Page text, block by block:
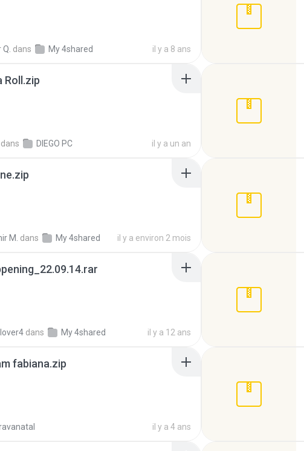
dans My 4shared il y a 8 ans
Roll.zip
dans DIEGO PC il y a un an
M. dans My 4shared il y a environ 2 mois
dans My 4shared il y a 12 ans
fabiana.zip
il y a 4 ans